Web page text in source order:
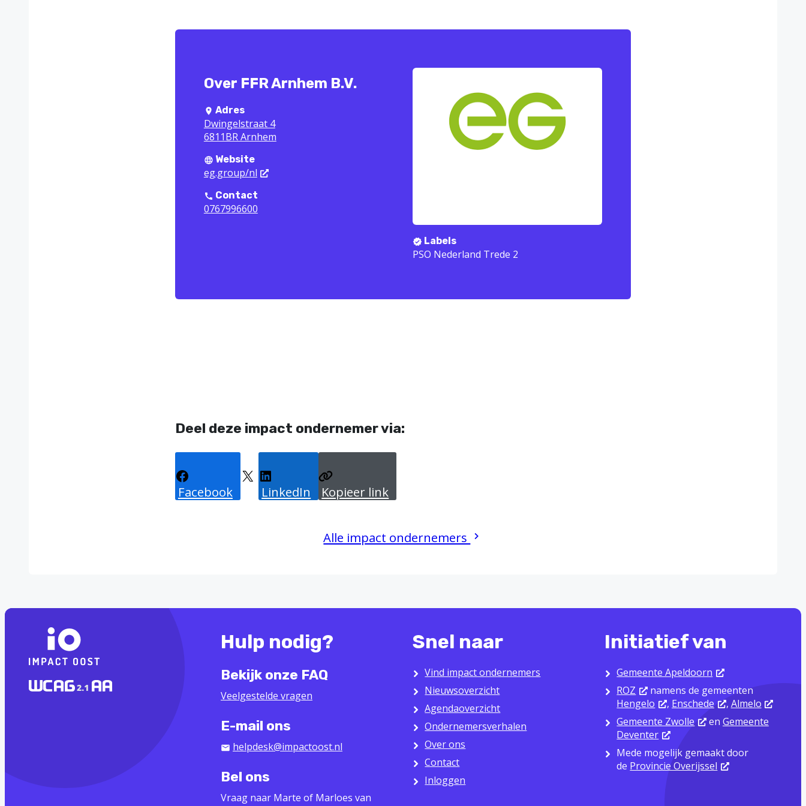
Over FFR Arnhem B.V.
Adres
Dwingelstraat 4
6811BR Arnhem
Website
eg.group/nl
Contact
0767996600
Labels
PSO Nederland Trede 2
Deel deze impact ondernemer via:
Facebook LinkedIn Kopieer link
Alle impact ondernemers
Hulp nodig?
Bekijk onze FAQ
Veelgestelde vragen
E-mail ons
helpdesk@impactoost.nl
Bel ons
Vraag naar Marte of Marloes van
Snel naar
Vind impact ondernemers
Nieuwsoverzicht
Agendaoverzicht
Ondernemersverhalen
Over ons
Contact
Inloggen
Initiatief van
Gemeente Apeldoorn
ROZ
namens de gemeenten
Hengelo
, Enschede , Almelo
Gemeente Zwolle
en Gemeente
Deventer
Mede mogelijk gemaakt door
de Provincie Overijssel